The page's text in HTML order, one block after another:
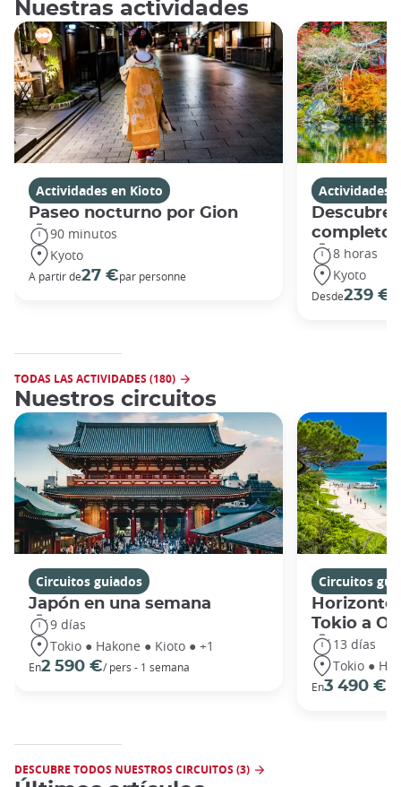
Nuestras actividades
Actividades en Kioto
Paseo nocturno por Gion
90 minutos
Kyoto
A partir de27 €par personne
Actividades
Descubre
completo
8 horas
Kyoto
Desde239 €
TODAS LAS ACTIVIDADES (180)
Nuestros circuitos
Circuitos guiados
Japón en una semana
9 días
Tokio ● Hakone ● Kioto ● +1
En2 590 €/ pers - 1 semana
Circuitos
Tokio a
13 días
Tokio ●
En3 490 €
DESCUBRE TODOS NUESTROS CIRCUITOS (3)